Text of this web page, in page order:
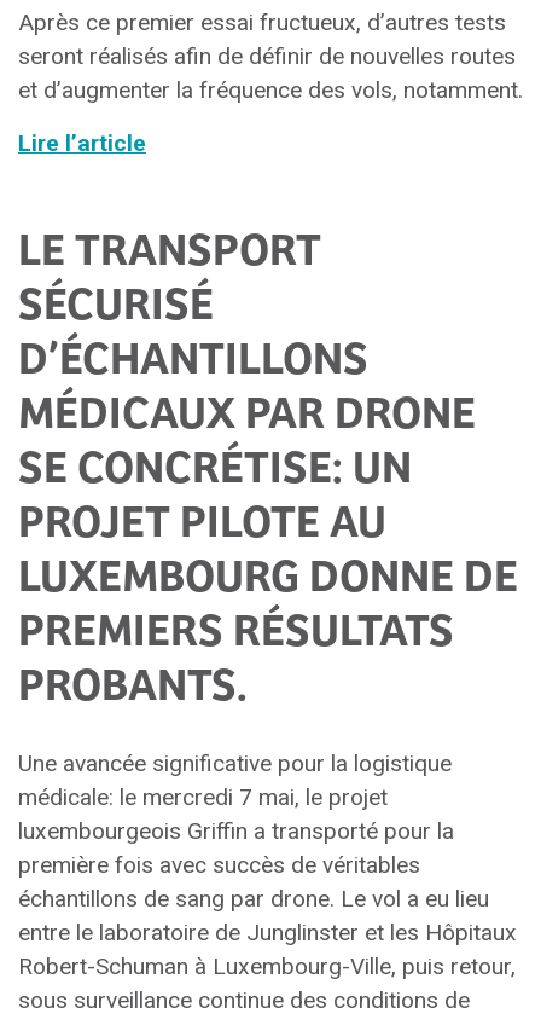
Après ce premier essai fructueux, d’autres tests
seront réalisés afin de définir de nouvelles routes
et d’augmenter la fréquence des vols, notamment.
Lire l’article
LE TRANSPORT
SÉCURISÉ
D’ÉCHANTILLONS
MÉDICAUX PAR DRONE
SE CONCRÉTISE: UN
PROJET PILOTE AU
LUXEMBOURG DONNE DE
PREMIERS RÉSULTATS
PROBANTS.
Une avancée significative pour la logistique
médicale: le mercredi 7 mai, le projet
luxembourgeois Griffin a transporté pour la
première fois avec succès de véritables
échantillons de sang par drone. Le vol a eu lieu
entre le laboratoire de Junglinster et les Hôpitaux
Robert-Schuman à Luxembourg-Ville, puis retour,
sous surveillance continue des conditions de